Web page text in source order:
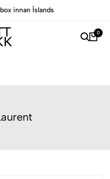
innan Íslands
0